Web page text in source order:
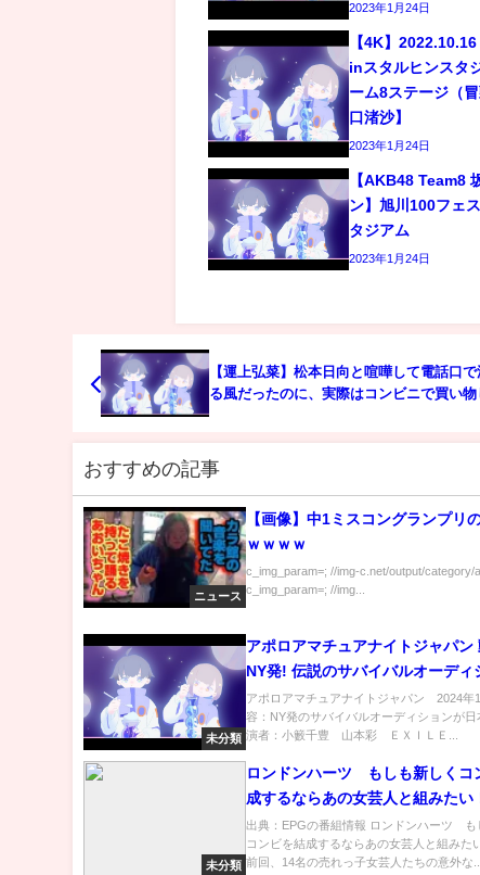
2023年1月24日
【4K】
inスタルヒンスタ
ーム8ステージ（
口渚沙】
2023年1月24日
【AKB48 Team8
ン】旭川100フェ
タジアム
2023年1月24日
【運上弘菜】松本日向と喧嘩して電話口で
る風だったのに、実際はコンビニで買い物
おすすめの記事
ニュース
【画像】中1ミスコングランプリ
ｗｗｗｗ
c_img_param=; //img-c.net/output/category/
c_img_param=; //img...
未分類
アポロアマチュアナイトジャパ
NY発! 伝説のサバイバルオーデ
10月18日
アポロアマチュアナイトジャパン 2024年
容：NY発のサバイバルオーディションが日
演者：小籔千豊 山本彩 ＥＸＩＬＥ...
未分類
ロンドンハーツ もしも新しくコ
成するならあの女芸人と組みたい
[字]…の番組内容解析まとめ
出典：EPGの番組情報 ロンドンハーツ も
コンビを結成するならあの女芸人と組みた
前回、14名の売れっ子女芸人たちの意外な...